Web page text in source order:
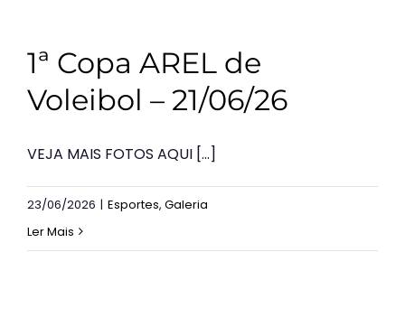
1ª Copa AREL de
Voleibol – 21/06/26
VEJA MAIS FOTOS AQUI [...]
23/06/2026 | Esportes, Galeria
Ler Mais